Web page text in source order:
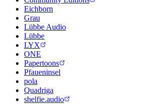
Eichborn
Grau
Lübbe Audio
Lübbe
LYX
ONE
Papertoons
Pfaueninsel
pola
Quadriga
shelfie.audio